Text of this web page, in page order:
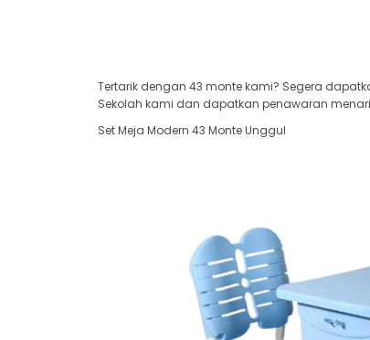
Tertarik dengan 43 monte kami? Segera
Sekolah kami dan dapatkan penawaran
Set Meja Modern 43 Monte Unggul